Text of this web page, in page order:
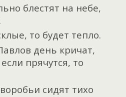
блестят на небе,
то будет тепло.
день кричат,
прячутся, то
сидят тихо